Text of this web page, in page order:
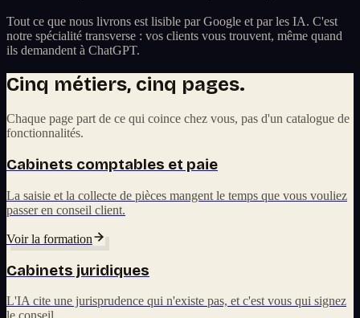
Tout ce que nous livrons est lisible par Google et par les IA. C'est
notre spécialité transverse : vos clients vous trouvent, même quand
ils demandent à ChatGPT.
Cinq métiers, cinq pages.
Chaque page part de ce qui coince chez vous, pas d'un catalogue de
fonctionnalités.
Cabinets comptables et paie
La saisie et la collecte de pièces mangent le temps que vous vouliez
passer en conseil client.
Voir la formation
Cabinets juridiques
L'IA cite une jurisprudence qui n'existe pas, et c'est vous qui signez